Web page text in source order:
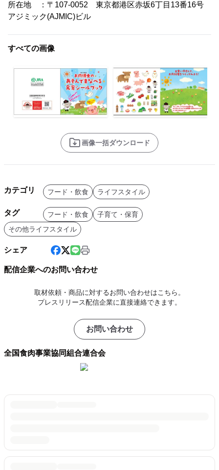
所在地 ：〒107-0052 東京都港区赤坂6丁目13番16号
アジミック(AJMIC)ビル
すべての画像
画像一括ダウンロード
カテゴリ フード・飲食 ライフスタイル
タグ フード・飲食
子育て・保育
その他ライフスタイル
シェア
配信企業へのお問い合わせ
取材依頼・商品に対するお問い合わせはこちら。
プレスリリース配信企業に直接連絡できます。
お問い合わせ
全国食肉事業協同組合連合会